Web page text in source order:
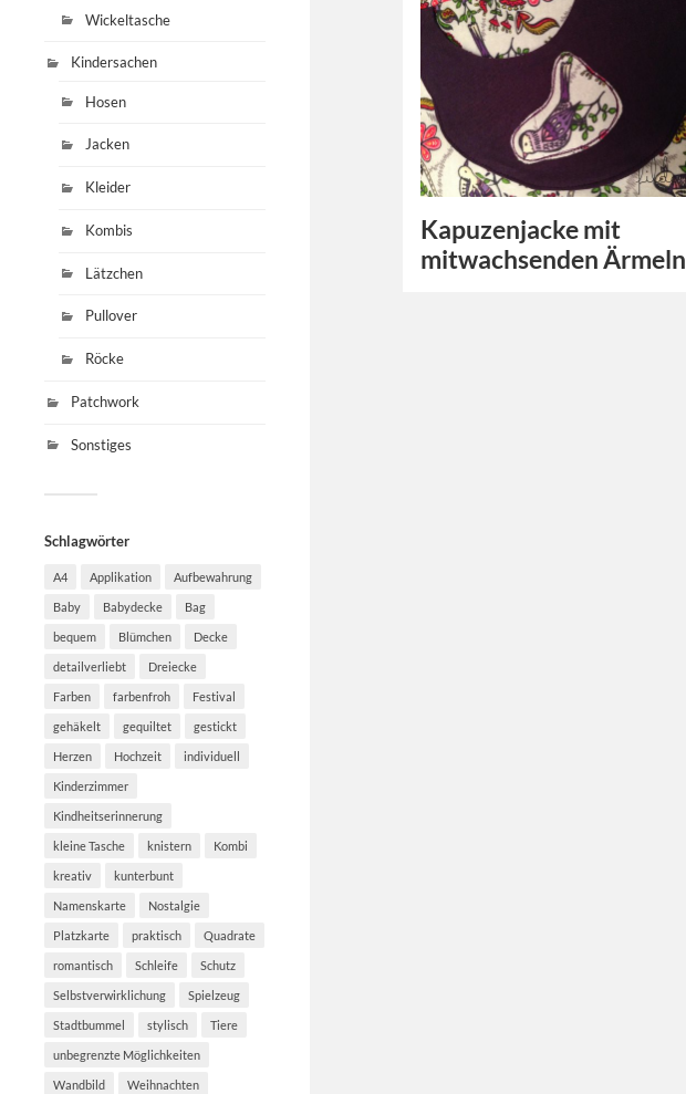
Wickeltasche
Kindersachen
Hosen
Jacken
Kleider
Kombis
Lätzchen
Pullover
Röcke
Patchwork
Sonstiges
Schlagwörter
A4 Applikation Aufbewahrung
Baby Babydecke Bag
bequem Blümchen Decke
detailverliebt Dreiecke
Farben farbenfroh Festival
gehäkelt gequiltet gestickt
Herzen Hochzeit individuell
Kinderzimmer
Kindheitserinnerung
kleine Tasche knistern Kombi
kreativ kunterbunt
Namenskarte Nostalgie
Platzkarte praktisch Quadrate
romantisch Schleife Schutz
Selbstverwirklichung Spielzeug
Stadtbummel stylisch Tiere
unbegrenzte Möglichkeiten
Wandbild Weihnachten
Kapuzenjacke mit
mitwachsenden Ärmeln